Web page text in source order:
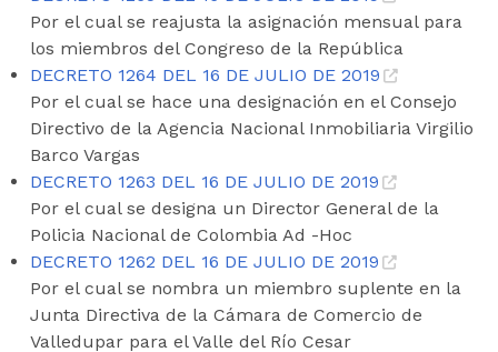
Por el cual se reajusta la asignación mensual para
los miembros del Congreso de la República
DECRETO 1264 DEL 16 DE JULIO DE 2019
Por el cual se hace una designación en el Consejo
Directivo de la Agencia Nacional Inmobiliaria Virgilio
Barco Vargas
DECRETO 1263 DEL 16 DE JULIO DE 2019
Por el cual se designa un Director General de la
Policia Nacional de Colombia Ad -Hoc
DECRETO 1262 DEL 16 DE JULIO DE 2019
Por el cual se nombra un miembro suplente en la
Junta Directiva de la Cámara de Comercio de
Valledupar para el Valle del Río Cesar